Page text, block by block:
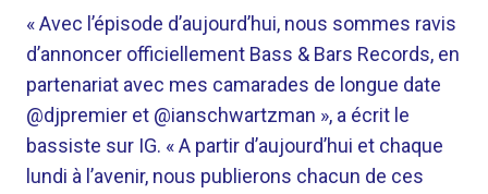
« Avec l’épisode d’aujourd’hui, nous sommes ravis
d’annoncer officiellement Bass & Bars Records, en
partenariat avec mes camarades de longue date
@djpremier et @ianschwartzman », a écrit le
bassiste sur IG. « A partir d’aujourd’hui et chaque
lundi à l’avenir, nous publierons chacun de ces